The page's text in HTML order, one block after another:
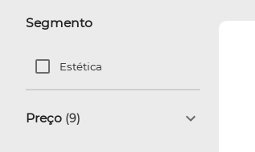
Segmento
Estética
Preço (9)